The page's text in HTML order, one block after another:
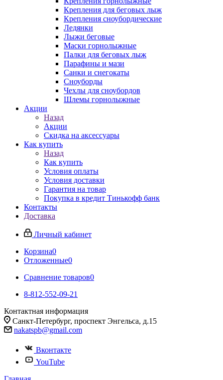
Крепления для беговых лыж
Крепления сноубордические
Ледянки
Лыжи беговые
Маски горнолыжные
Палки для беговых лыж
Парафины и мази
Санки и снегокаты
Сноуборды
Чехлы для сноубордов
Шлемы горнолыжные
Акции
Назад
Акции
Скидка на аксессуары
Как купить
Назад
Как купить
Условия оплаты
Условия доставки
Гарантия на товар
Покупка в кредит Тинькофф банк
Контакты
Доставка
Личный кабинет
Корзина0
Отложенные0
Сравнение товаров0
8-812-552-09-21
Контактная информация
Санкт-Петербург, проспект Энгельса, д.15
nakatspb@gmail.com
Вконтакте
YouTube